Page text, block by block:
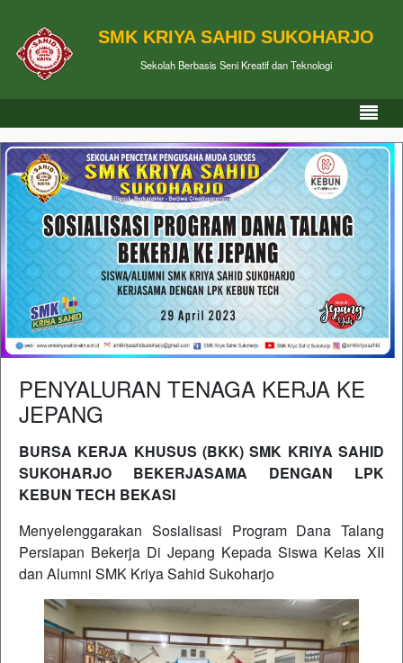
SMK KRIYA SAHID SUKOHARJO
Sekolah Berbasis Seni Kreatif dan Teknologi
PENYALURAN TENAGA KERJA KE
JEPANG
BURSA KERJA KHUSUS (BKK) SMK KRIYA SAHID
SUKOHARJO
BEKERJASAMA DENGAN LPK
KEBUN TECH BEKASI
Menyelenggarakan Sosialisasi Program Dana Talang
Persiapan Bekerja Di Jepang Kepada Siswa Kelas XII
dan Alumni SMK Kriya Sahid Sukoharjo